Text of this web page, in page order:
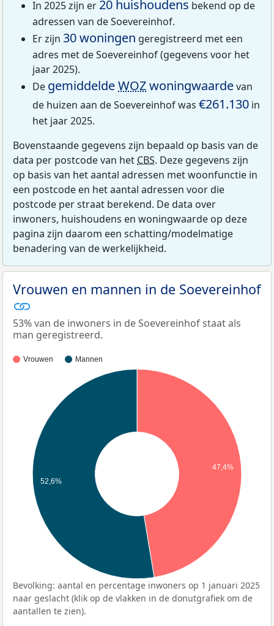
In 2025 zijn er 20 huishoudens bekend op de
adressen van de Soevereinhof.
Er zijn 30 woningen geregistreerd met een
adres met de Soevereinhof (gegevens voor het
jaar 2025).
De gemiddeldeWOZwoningwaardevan
de huizen aan de Soevereinhof was €261.130 in
het jaar 2025.
Bovenstaande gegevens zijn bepaald op basis van de
data per postcode van het CBS. Deze gegevens zijn
op basis van het aantal adressen met woonfunctie in
een postcode en het aantal adressen voor die
postcode per straat berekend. De data over
inwoners, huishoudens en woningwaarde op deze
pagina zijn daarom een schatting/modelmatige
benadering van de werkelijkheid.
Vrouwen en mannen in de Soevereinhof
53% van de inwoners in de Soevereinhof staat als
man geregistreerd.
Vrouwen Mannen
47,4%
52,6%
Bevolking: aantal en percentage inwoners op 1 januari 2025
naar geslacht (klik op de vlakken in de donutgrafiek om de
aantallen te zien).